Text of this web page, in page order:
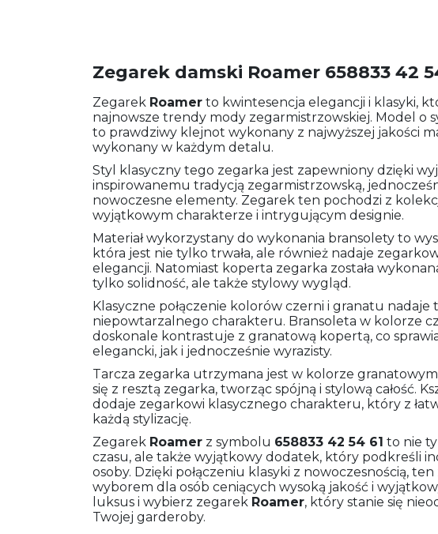
Zegarek damski Roamer 658833 42
Zegarek Roamer to kwintesencja elegancji i klasyki,
najnowsze trendy mody zegarmistrzowskiej. Model o
to prawdziwy klejnot wykonany z najwyższej jakości
wykonany w każdym detalu.
Styl klasyczny tego zegarka jest zapewniony dzięki
inspirowanemu tradycją zegarmistrzowską,
nowoczesne elementy. Zegarek ten pochodzi z
wyjątkowym charakterze i intrygującym designie.
Materiał wykorzystany do wykonania bransolety to
która jest nie tylko trwała, ale również nadaje
elegancji. Natomiast koperta zegarka została
tylko solidność, ale także stylowy wygląd.
Klasyczne połączenie kolorów czerni i granatu
niepowtarzalnego charakteru. Bransoleta w kolorze
doskonale kontrastuje z granatową kopertą, co
elegancki, jak i jednocześnie wyrazisty.
Tarcza zegarka utrzymana jest w kolorze
się z resztą zegarka, tworząc spójną i stylową całość.
dodaje zegarkowi klasycznego charakteru, który z
każdą stylizację.
Zegarek Roamer z symbolu 658833 42 54 61 to nie
czasu, ale także wyjątkowy dodatek, który podkreśli
osoby. Dzięki połączeniu klasyki z nowoczesnością,
wyborem dla osób ceniących wysoką jakość i
luksus i wybierz zegarek Roamer, który stanie się
Twojej garderoby.